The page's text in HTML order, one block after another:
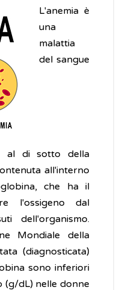
L'anemia è
una
malattia
del sangue
al di sotto della
all'interno
che ha il
l'ossigeno dal
dell'organismo.
Mondiale della
(diagnosticata)
sono inferiori
(g/dL) nelle donne